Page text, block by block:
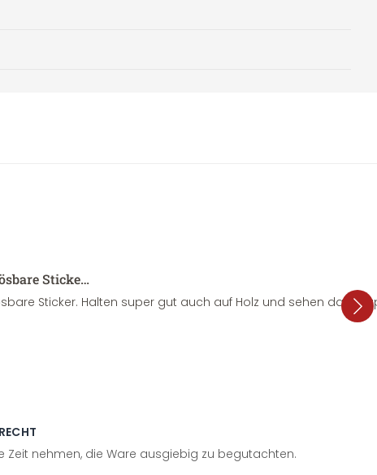
Sticke…
Sticker. Halten super gut auch auf Holz und sehen dazu
Zeit nehmen, die Ware ausgiebig zu begutachten.